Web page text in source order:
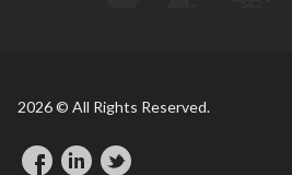
2026 © All Rights Reserved.